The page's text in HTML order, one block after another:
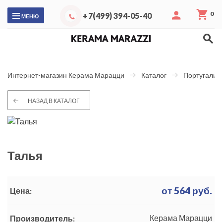
МЕНЮ +7(499) 394-05-40 0
Интернет-магазин Керама Марацци Каталог Португалия
НАЗАД В КАТАЛОГ
Талья
Цена: от564 руб.
Производитель: Керама Марацци